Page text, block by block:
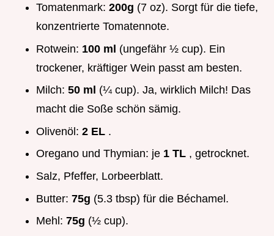
Tomatenmark: 200g (7 oz). Sorgt für die tiefe,
konzentrierte Tomatennote.
Rotwein: 100 ml (ungefähr ½ cup). Ein
trockener, kräftiger Wein passt am besten.
Milch: 50 ml (¼ cup). Ja, wirklich Milch! Das
macht die Soße schön sämig.
Olivenöl: 2 EL .
Oregano und Thymian: je 1 TL , getrocknet.
Salz, Pfeffer, Lorbeerblatt.
Butter: 75g (5.3 tbsp) für die Béchamel.
Mehl: 75g (½ cup).